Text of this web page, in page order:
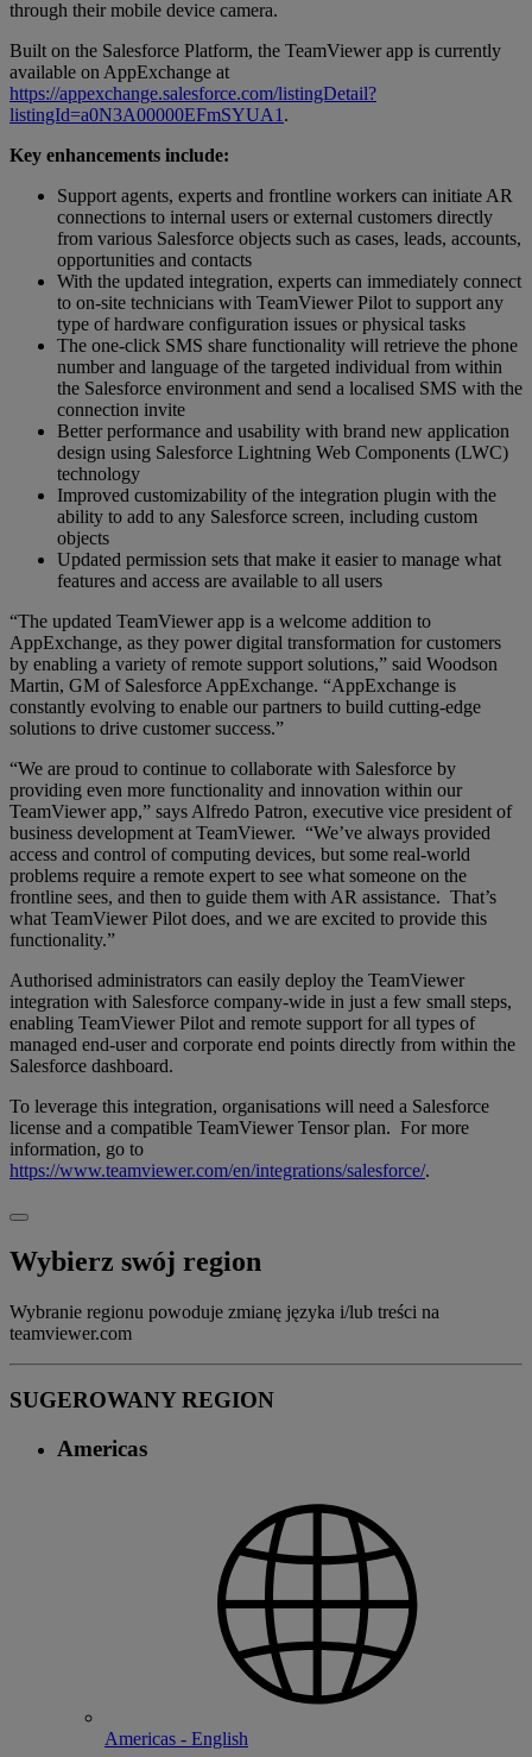
through their mobile device camera.
Built on the Salesforce Platform, the TeamViewer app is currently
available on AppExchange at
https://appexchange.salesforce.com/listingDetail?
listingId=a0N3A00000EFmSYUA1 .
Key enhancements include:
Support agents, experts and frontline workers can initiate AR
connections to internal users or external customers directly
from various Salesforce objects such as cases, leads, accounts,
opportunities and contacts
With the updated integration, experts can immediately connect
to on-site technicians with TeamViewer Pilot to support any
type of hardware configuration issues or physical tasks
The one-click SMS share functionality will retrieve the phone
number and language of the targeted individual from within
the Salesforce environment and send a localised SMS with the
connection invite
Better performance and usability with brand new application
design using Salesforce Lightning Web Components (LWC)
technology
Improved customizability of the integration plugin with the
ability to add to any Salesforce screen, including custom
objects
Updated permission sets that make it easier to manage what
features and access are available to all users
“The updated TeamViewer app is a welcome addition to
AppExchange, as they power digital transformation for customers
by enabling a variety of remote support solutions,” said Woodson
Martin, GM of Salesforce AppExchange. “AppExchange is
constantly evolving to enable our partners to build cutting-edge
solutions to drive customer success.”
“We are proud to continue to collaborate with Salesforce by
providing even more functionality and innovation within our
TeamViewer app,” says Alfredo Patron, executive vice president of
business development at TeamViewer. “We’ve always provided
access and control of computing devices, but some real-world
problems require a remote expert to see what someone on the
frontline sees, and then to guide them with AR assistance. That’s
what TeamViewer Pilot does, and we are excited to provide this
functionality.”
Authorised administrators can easily deploy the TeamViewer
integration with Salesforce company-wide in just a few small steps,
enabling TeamViewer Pilot and remote support for all types of
managed end-user and corporate end points directly from within the
Salesforce dashboard.
To leverage this integration, organisations will need a Salesforce
license and a compatible TeamViewer Tensor plan. For more
information, go to
https://www.teamviewer.com/en/integrations/salesforce/.
Wybierz swój region
Wybranie regionu powoduje zmianę języka i/lub treści na
teamviewer.com
SUGEROWANY REGION
Americas
Americas - English